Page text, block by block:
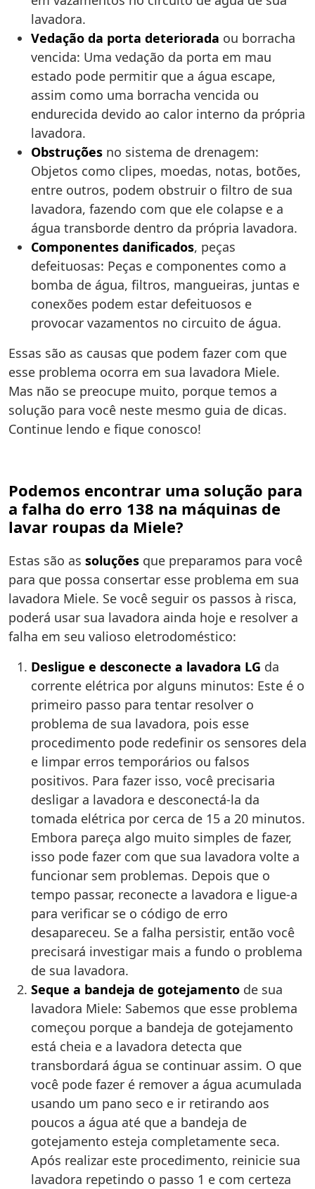
lavadora.
Vedação da porta deteriorada ou borracha
vencida: Uma vedação da porta em mau
estado pode permitir que a água escape,
assim como uma borracha vencida ou
endurecida devido ao calor interno da própria
lavadora.
Obstruções no sistema de drenagem:
Objetos como clipes, moedas, notas, botões,
entre outros, podem obstruir o filtro de sua
lavadora, fazendo com que ele colapse e a
água transborde dentro da própria lavadora.
Componentes danificados, peças
defeituosas: Peças e componentes como a
bomba de água, filtros, mangueiras, juntas e
conexões podem estar defeituosos e
provocar vazamentos no circuito de água.
Essas são as causas que podem fazer com que
esse problema ocorra em sua lavadora Miele.
Mas não se preocupe muito, porque temos a
solução para você neste mesmo guia de dicas.
Continue lendo e fique conosco!
Podemos encontrar uma solução para
a falha do erro 138 na máquinas de
lavar roupas da Miele?
Estas são as soluções que preparamos para você
para que possa consertar esse problema em sua
lavadora Miele. Se você seguir os passos à risca,
poderá usar sua lavadora ainda hoje e resolver a
falha em seu valioso eletrodoméstico:
Desligue e desconecte a lavadora LG da
corrente elétrica por alguns minutos: Este é o
primeiro passo para tentar resolver o
problema de sua lavadora, pois esse
procedimento pode redefinir os sensores dela
e limpar erros temporários ou falsos
positivos. Para fazer isso, você precisaria
desligar a lavadora e desconectá-la da
tomada elétrica por cerca de 15 a 20 minutos.
Embora pareça algo muito simples de fazer,
isso pode fazer com que sua lavadora volte a
funcionar sem problemas. Depois que o
tempo passar, reconecte a lavadora e ligue-a
para verificar se o código de erro
desapareceu. Se a falha persistir, então você
precisará investigar mais a fundo o problema
de sua lavadora.
Seque a bandeja de gotejamento de sua
lavadora Miele: Sabemos que esse problema
começou porque a bandeja de gotejamento
está cheia e a lavadora detecta que
transbordará água se continuar assim. O que
você pode fazer é remover a água acumulada
usando um pano seco e ir retirando aos
poucos a água até que a bandeja de
gotejamento esteja completamente seca.
Após realizar este procedimento, reinicie sua
lavadora repetindo o passo 1 e com certeza